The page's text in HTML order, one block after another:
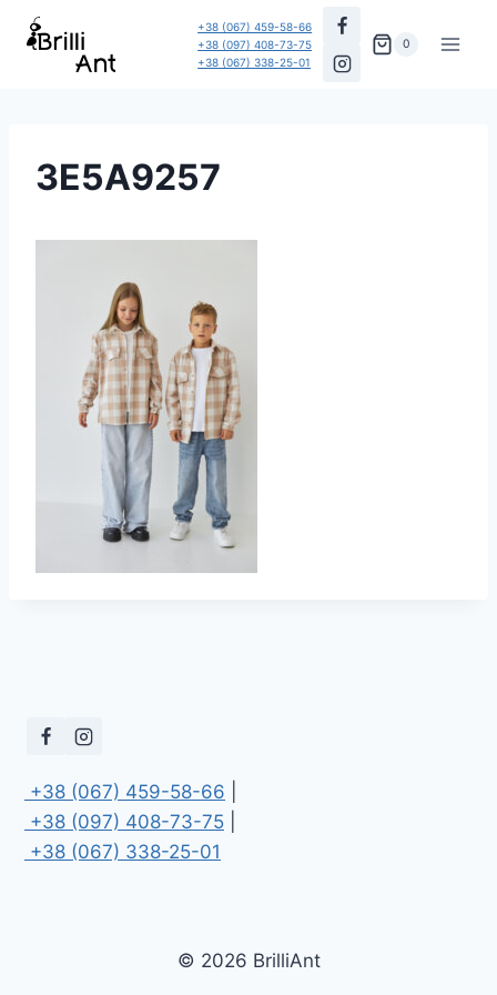
Перейти
+38 (067) 459-58-66
+38 (097) 408-73-75
+38 (067) 338-25-01
0
3E5A9257
+38 (067) 459-58-66
+38 (097) 408-73-75
+38 (067) 338-25-01
© 2026 BrilliAnt